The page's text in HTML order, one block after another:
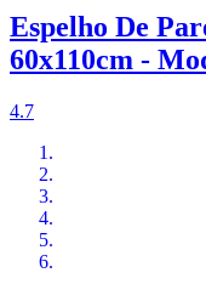
Espelho De
60x110cm -
4.7